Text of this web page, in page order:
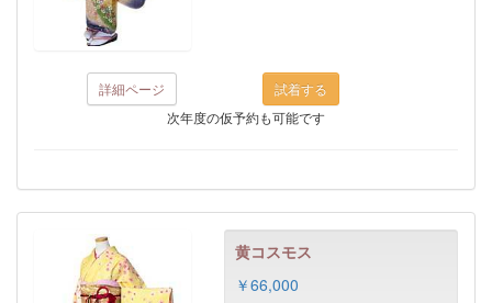
詳細ページ
次年度の仮予約も可能です
黄コスモス
￥66,000